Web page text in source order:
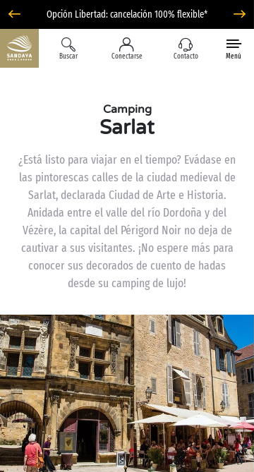
Opción Libertad: cancelación 100% flexible*
Buscar Conectarse Contacto Menú
Camping
Sarlat
¿Está listo para viajar en el tiempo? Evádase en
las pintorescas calles de la ciudad medieval de
Sarlat, declarada Ciudad de Arte e Historia.
Anidada entre el valle del río Dordoña y del
Vézère, la capital del Périgord Noir no deja de
cautivar a sus visitantes. ¡No espere más para
conocer sus decorados de cuento de hadas
desde su camping de lujo!